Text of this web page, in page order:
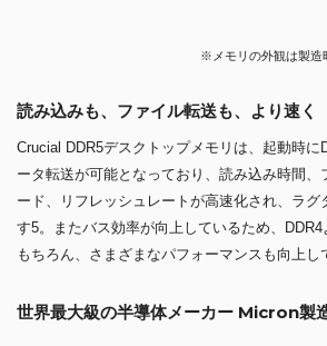
※メモリの外観は製造
読み込みも、ファイル転送も、より速く
Crucial DDR5デスクトップメモリは、起動時に
ード、リフレッシュレートが高速化され、ラグ
す5。またバス効率が向上しているため、DDR4